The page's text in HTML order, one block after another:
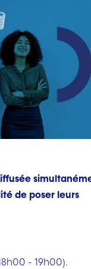
de poser leurs
- 19h00).